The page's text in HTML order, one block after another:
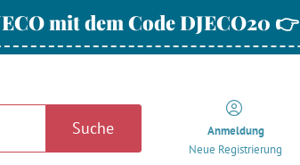
mit dem Code DJECO20 👉
Suche
Anmeldung
Neue Registrierung